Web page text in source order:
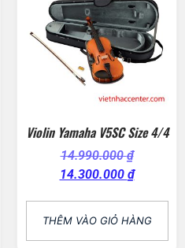
Violin Yamaha V5SC Size 4/4
14.990.000₫
14.300.000 ₫
THÊM VÀO GIỎ HÀNG